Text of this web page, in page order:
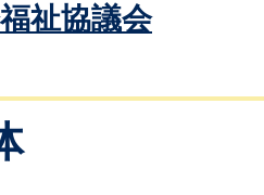
祉協議会